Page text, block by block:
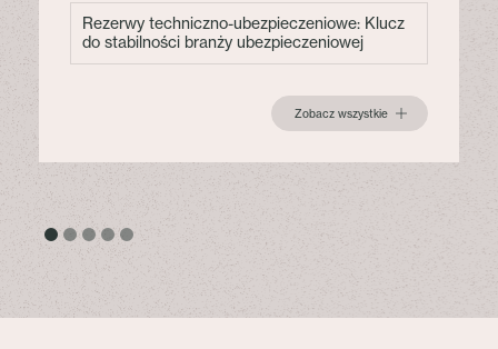
Rezerwy techniczno-ubezpieczeniowe: Klucz
do stabilności branży ubezpieczeniowej
Zobacz wszystkie